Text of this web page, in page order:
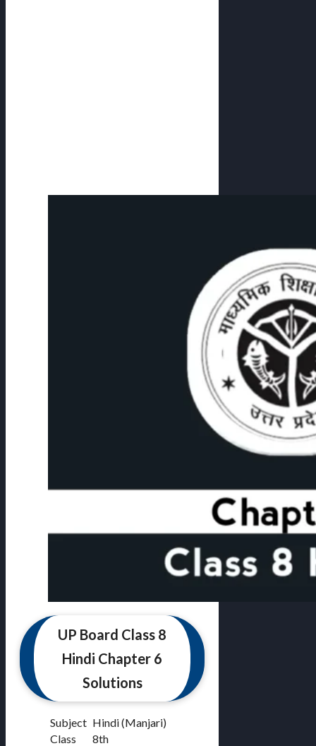
UP Board Class 8
Hindi Chapter 6
Solutions
Subject Hindi (Manjari)
Class
8th